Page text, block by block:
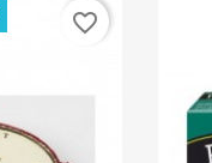
favorite_border